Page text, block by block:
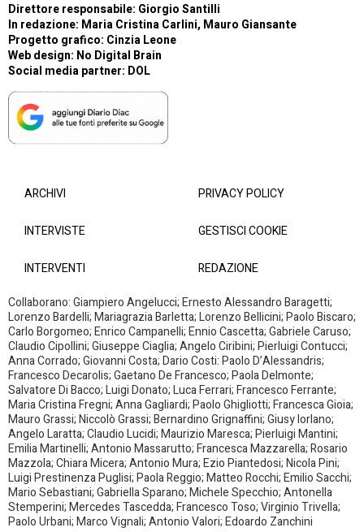
Direttore responsabile: Giorgio Santilli
In redazione: Maria Cristina Carlini, Mauro Giansante
Progetto grafico: Cinzia Leone
Web design: No Digital Brain
Social media partner: DOL
ARCHIVI
INTERVISTE
INTERVENTI
PRIVACY POLICY
GESTISCI COOKIE
REDAZIONE
Collaborano: Giampiero Angelucci; Ernesto Alessandro Baragetti;
Lorenzo Bardelli; Mariagrazia Barletta; Lorenzo Bellicini; Paolo Biscaro;
Carlo Borgomeo; Enrico Campanelli; Ennio Cascetta; Gabriele Caruso;
Claudio Cipollini; Giuseppe Ciaglia; Angelo Ciribini; Pierluigi Contucci;
Anna Corrado; Giovanni Costa; Dario Costi: Paolo D’Alessandris;
Francesco Decarolis; Gaetano De Francesco; Paola Delmonte;
Salvatore Di Bacco; Luigi Donato; Luca Ferrari; Francesco Ferrante;
Maria Cristina Fregni; Anna Gagliardi; Paolo Ghigliotti; Francesca Gioia;
Mauro Grassi; Niccolò Grassi; Bernardino Grignaffini; Giusy Iorlano;
Angelo Laratta; Claudio Lucidi; Maurizio Maresca; Pierluigi Mantini;
Emilia Martinelli; Antonio Massarutto; Francesca Mazzarella; Rosario
Mazzola; Chiara Micera; Antonio Mura; Ezio Piantedosi; Nicola Pini;
Luigi Prestinenza Puglisi; Paola Reggio; Matteo Rocchi; Emilio Sacchi;
Mario Sebastiani; Gabriella Sparano; Michele Specchio; Antonella
Stemperini; Mercedes Tascedda; Francesco Toso; Virginio Trivella;
Paolo Urbani; Marco Vignali; Antonio Valori; Edoardo Zanchini